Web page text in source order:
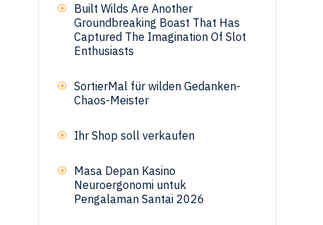
Built Wilds Are Another
Groundbreaking Boast That Has
Captured The Imagination Of Slot
Enthusiasts
SortierMal für wilden Gedanken-
Chaos-Meister
Ihr Shop soll verkaufen
Masa Depan Kasino
Neuroergonomi untuk
Pengalaman Santai 2026